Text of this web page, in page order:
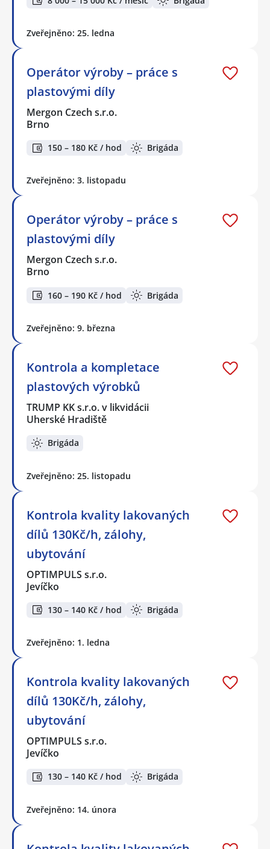
Zveřejněno: 25. ledna
Operátor výroby – práce s
plastovými díly
Mergon Czech s.r.o.
Brno
150 – 180 Kč / hod Brigáda
Zveřejněno: 3. listopadu
Operátor výroby – práce s
plastovými díly
Mergon Czech s.r.o.
Brno
160 – 190 Kč / hod Brigáda
Zveřejněno: 9. března
Kontrola a kompletace
plastových výrobků
TRUMP KK s.r.o. v likvidácii
Uherské Hradiště
Brigáda
Zveřejněno: 25. listopadu
Kontrola kvality lakovaných
dílů 130Kč/h, zálohy,
ubytování
OPTIMPULS s.r.o.
Jevíčko
130 – 140 Kč / hod Brigáda
Zveřejněno: 1. ledna
Kontrola kvality lakovaných
dílů 130Kč/h, zálohy,
ubytování
OPTIMPULS s.r.o.
Jevíčko
130 – 140 Kč / hod Brigáda
Zveřejněno: 14. února